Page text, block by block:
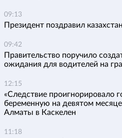
09:13
Президент поздравил
09:42
Правительство поручило
ожидания для водителей на
12:15
«Следствие проигнорировало
беременную на девятом
Алматы в Каскелен
11:18